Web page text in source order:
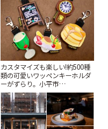
カスタマイズも楽しい!約500種
類の可愛いワッペンキーホルダ
ーがずらり。小平市
「Kimamaya T&K」 | ことりっ
ぷ